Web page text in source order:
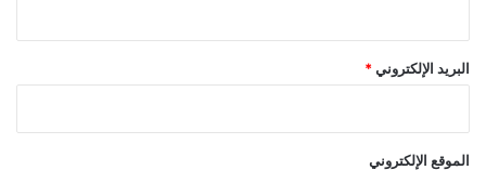
البريد الإلكتروني*
الموقع الإلكتروني